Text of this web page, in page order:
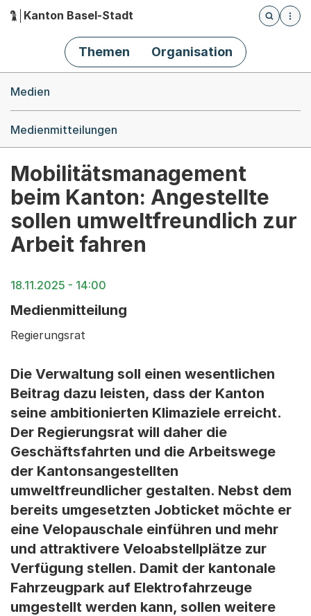
Hauptnavigation
Kanton Basel-Stadt
Öffnet
Themen Organisation
Medien
Medienmitteilungen
Mobilitätsmanagement
beim Kanton: Angestellte
sollen umweltfreundlich zur
Arbeit fahren
18.11.2025 - 14:00
Medienmitteilung
Regierungsrat
Die Verwaltung soll einen wesentlichen
Beitrag dazu leisten, dass der Kanton
seine ambitionierten Klimaziele erreicht.
Der Regierungsrat will daher die
Geschäftsfahrten und die Arbeitswege
der Kantonsangestellten
umweltfreundlicher gestalten. Nebst dem
bereits umgesetzten Jobticket möchte er
eine Velopauschale einführen und mehr
und attraktivere Veloabstellplätze zur
Verfügung stellen. Damit der kantonale
Fahrzeugpark auf Elektrofahrzeuge
umgestellt werden kann, sollen weitere